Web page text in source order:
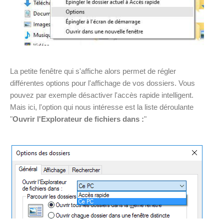
La petite fenêtre qui s'affiche alors permet de régler
différentes options pour l'affichage de vos dossiers. Vous
pouvez par exemple désactiver l'accès rapide intelligent.
Mais ici, l'option qui nous intéresse est la liste déroulante
"Ouvrir l'Explorateur de fichiers dans :"